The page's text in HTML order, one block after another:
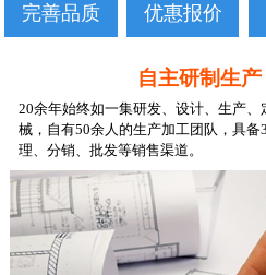
完善品质 优惠报价
自主研制生
20余年始终如一集研发、设计、生产、
械，自有50余人的生产加工团队，具备
理、分销、批发等销售渠道。